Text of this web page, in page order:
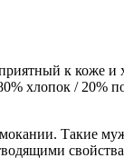
к коже
хлопок / 20%
Такие